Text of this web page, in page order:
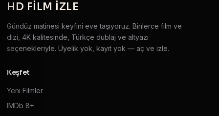
HD FILM IZLE
Gündüz matinesi keyfini eve taşıyoruz. Binlerce film ve
dizi, 4K kalitesinde, Türkçe dublaj ve altyazı
seçenekleriyle. Üyelik yok, kayıt yok — aç ve izle.
Keşfet
Yeni Filmler
IMDb 8+